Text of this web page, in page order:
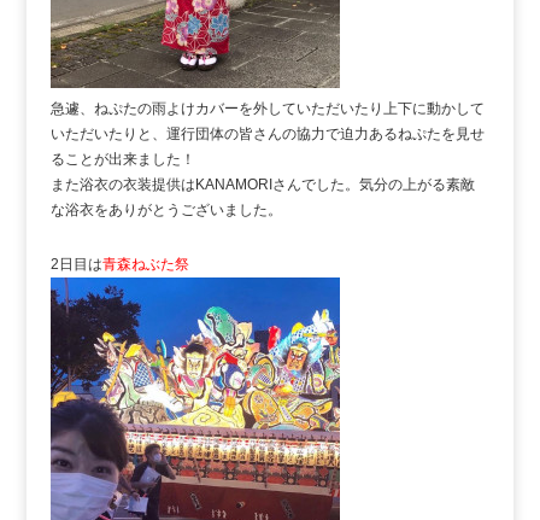
急遽、ねぷたの雨よけカバーを外していただいたり上下に動かして
いただいたりと、運行団体の皆さんの協力で迫力あるねぷたを見せ
ることが出来ました！
また浴衣の衣装提供はKANAMORIさんでした。気分の上がる素敵
な浴衣をありがとうございました。
2日目は青森ねぶた祭